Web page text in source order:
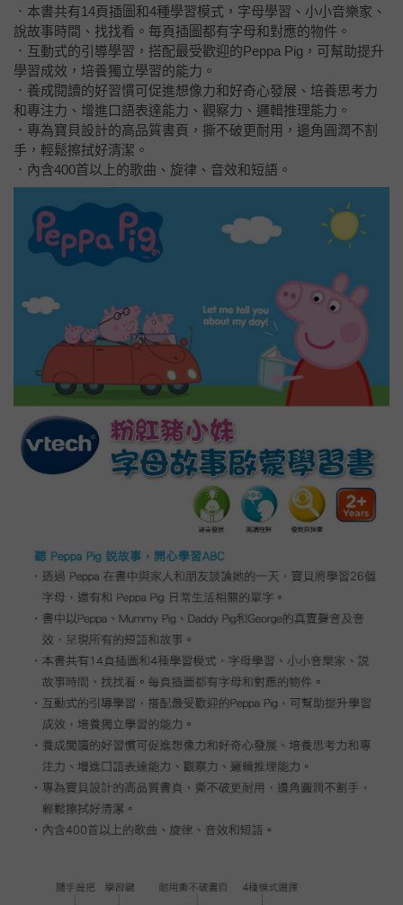
．本書共有14頁插圖和4種學習模式，字母學習、小小音樂家、
說故事時間、找找看。每頁插圖都有字母和對應的物件。
．互動式的引導學習，搭配最受歡迎的Peppa Pig，可幫助提升
學習成效，培養獨立學習的能力。
．養成閱讀的好習慣可促進想像力和好奇心發展、培養思考力
和專注力、增進口語表達能力、觀察力、邏輯推理能力。
．專為寶貝設計的高品質書頁，撕不破更耐用，邊角圓潤不割
手，輕鬆擦拭好清潔。
．內含400首以上的歌曲、旋律、音效和短語。